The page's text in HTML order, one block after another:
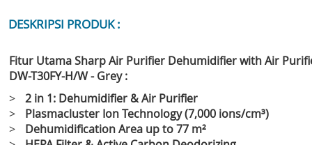
DESKRIPSI PRODUK :
Fitur Utama Sharp Air Purifier Dehumidifier with Air
DW-T30FY-H/W - Grey :
>
2 in 1: Dehumidifier & Air Purifier
>
Plasmacluster Ion Technology (7,000 ions/cm³)
>
Dehumidification Area up to 77 m²